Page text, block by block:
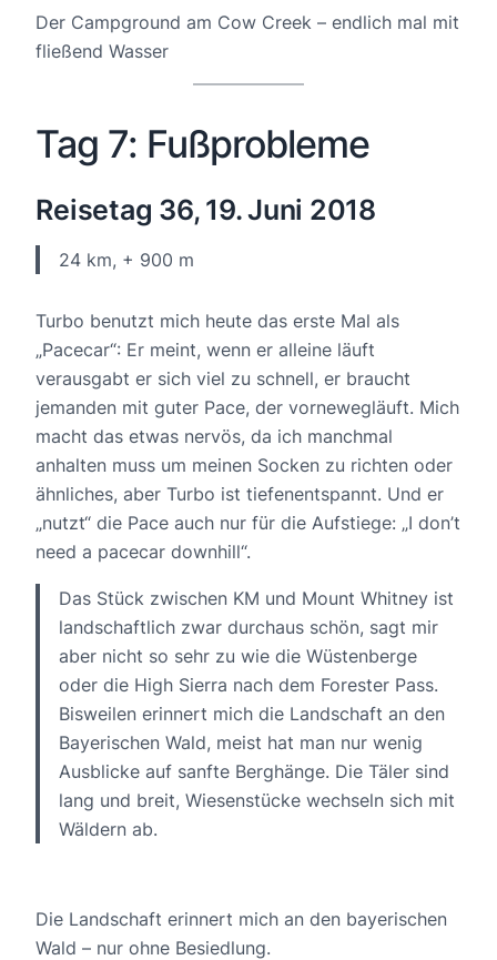
Der Campground am Cow Creek – endlich mal mit
fließend Wasser
Tag 7: Fußprobleme
Reisetag 36, 19. Juni 2018
24 km, + 900 m
Turbo benutzt mich heute das erste Mal als
„Pacecar“: Er meint, wenn er alleine läuft
verausgabt er sich viel zu schnell, er braucht
jemanden mit guter Pace, der vornewegläuft. Mich
macht das etwas nervös, da ich manchmal
anhalten muss um meinen Socken zu richten oder
ähnliches, aber Turbo ist tiefenentspannt. Und er
„nutzt“ die Pace auch nur für die Aufstiege: „I don’t
need a pacecar downhill“.
Das Stück zwischen KM und Mount Whitney ist
landschaftlich zwar durchaus schön, sagt mir
aber nicht so sehr zu wie die Wüstenberge
oder die High Sierra nach dem Forester Pass.
Bisweilen erinnert mich die Landschaft an den
Bayerischen Wald, meist hat man nur wenig
Ausblicke auf sanfte Berghänge. Die Täler sind
lang und breit, Wiesenstücke wechseln sich mit
Wäldern ab.
Die Landschaft erinnert mich an den bayerischen
Wald – nur ohne Besiedlung.